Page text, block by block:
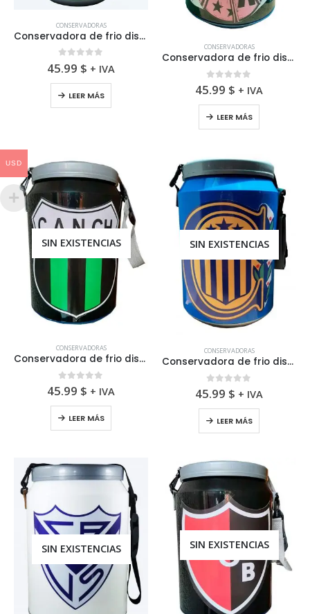
CONSERVADORAS
Conservadora de frio diseño de Stella Artois
0 fuera de 5
45.99 $ + IVA
LEER MÁS
CONSERVADORAS
Conservadora de frio diseño del Callao
0fuera de 5
45.99 $ + IVA
LEER MÁS
SIN EXISTENCIAS
CONSERVADORAS
Conservadora de frio diseño del Club Atlético Chicago
0fuera de 5
45.99 $ + IVA
LEER MÁS
SIN EXISTENCIAS
CONSERVADORAS
Conservadora de frio diseño del Club Atlético Rosario Central
0 fuera de 5
45.99 $ + IVA
LEER MÁS
SIN EXISTENCIAS SIN EXISTENCIAS
USD